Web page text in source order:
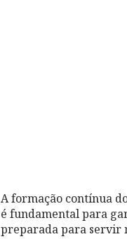
A formação contínua
é fundamental para
preparada para servir